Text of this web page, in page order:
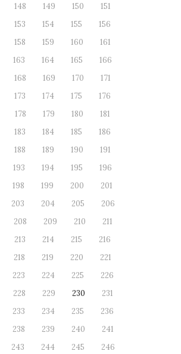
148 149 150
151
153 154 155
156
158 159 160
161
163 164 165
166
168 169 170
171
173 174 175
176
178 179 180
181
183 184 185
186
188 189 190
191
193 194 195
196
198 199 200
201
203 204 205
206
208 209 210
211
213 214 215
216
218 219 220
221
223 224 225
226
228 229 230
231
233 234 235
236
238 239 240
241
243 244 245
246